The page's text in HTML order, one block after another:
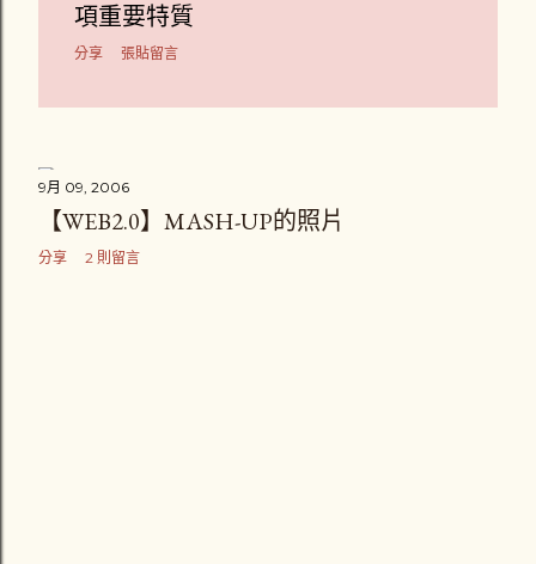
項重要特質
分享 張貼留言
9月 09, 2006
【WEB2.0】MASH-UP的照片
分享 2 則留言